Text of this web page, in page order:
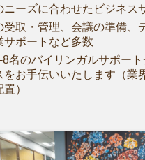
ニーズに合わせたビジネス
受取・管理、会議の準備、
サポートなど多数
8名のバイリンガルサポー
をお手伝いいたします（業
）